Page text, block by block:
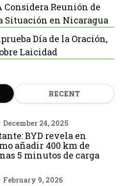
Considera Reunión de
Situación en Nicaragua
Día de la Oración,
Laicidad
RECENT
December 24, 2025
BYD revela en
añadir 400 km de
5 minutos de carga
February 9, 2026